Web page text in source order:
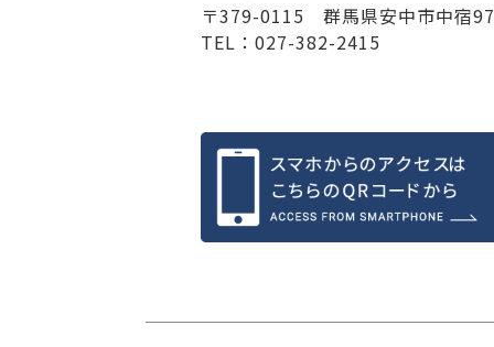
〒379-0115 群馬県安中市中宿
TEL：027-382-2415